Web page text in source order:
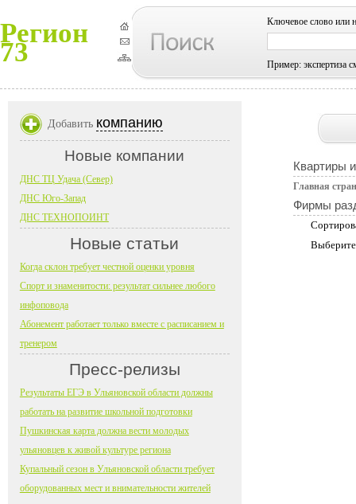
Регион
73
Ключевое слово или
Пример: экспертиза
Квартиры
Главная
Фирмы
Добавить компанию
Новые компании
ДНС ТЦ Удача (Север)
ДНС Юго-Запад
ДНС ТЕХНОПОИНТ
Новые статьи
Когда склон требует честной оценки уровня
Спорт и знаменитости: результат сильнее любого
инфоповода
Абонемент работает только вместе с расписанием и
тренером
Пресс-релизы
Результаты ЕГЭ в Ульяновской области должны
работать на развитие школьной подготовки
Пушкинская карта должна вести молодых
ульяновцев к живой культуре региона
Купальный сезон в Ульяновской области требует
оборудованных мест и внимательности жителей